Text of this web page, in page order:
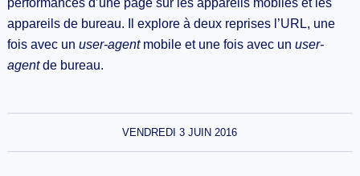
performances d’une page sur les appareils mobiles et les
appareils de bureau. Il explore à deux reprises l’URL, une
fois avec un user-agentmobile et une fois avec un user-
agentde bureau.
VENDREDI 3 JUIN 2016